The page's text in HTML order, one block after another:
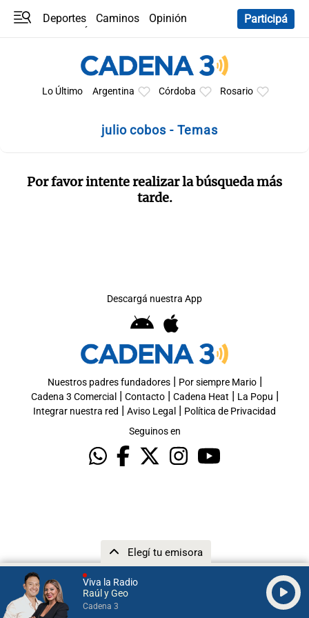
Viva la Radio
Raúl y Geo
Cadena 3
Elegí tu emisora
Deportes Caminos
Opinión
Participá
Lo Último Argentina Córdoba Rosario
julio cobos - Temas
Por favor intente realizar la búsqueda más
tarde.
Descargá nuestra App
Nuestros padres fundadores| Por siempre Mario|
Cadena 3 Comercial | Contacto| Cadena Heat | La Popu |
Integrar nuestra red | Aviso Legal | Política de Privacidad
Seguinos en